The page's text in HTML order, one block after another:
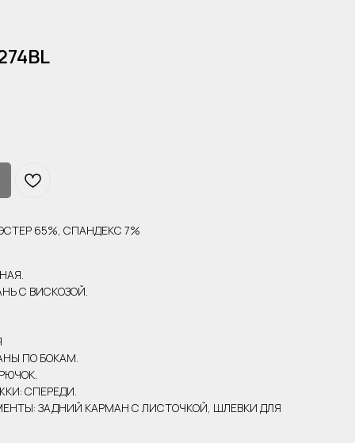
65%, СПАНДЕКС 7%
С ВИСКОЗОЙ.
ПО БОКАМ.
СПЕРЕДИ.
ЗАДНИЙ КАРМАН С ЛИСТОЧКОЙ, ШЛЕВКИ ДЛЯ